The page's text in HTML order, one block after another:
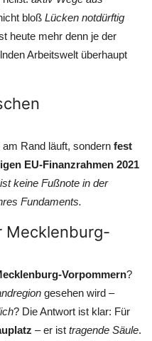
bloß Lücken notdürftig
heute mehr denn je der
Arbeitswelt überhaupt
Rand läuft, sondern fest
EU-Finanzrahmen 2021
keine Fußnote in der
Fundaments.
Mecklenburg-
Vorpommern?
gesehen wird –
? Die Antwort ist klar: Für
– er ist tragende Säule.